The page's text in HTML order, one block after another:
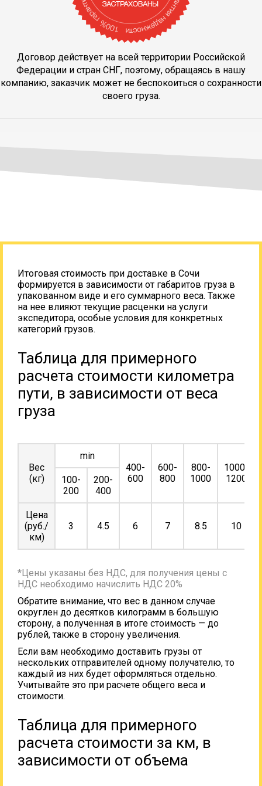
Договор действует на всей территории Российской
Федерации и стран СНГ, поэтому, обращаясь в нашу
компанию, заказчик может не беспокоиться о сохранности
своего груза.
Итоговая стоимость при доставке в Сочи
формируется в зависимости от габаритов груза в
упакованном виде и его суммарного веса. Также
на нее влияют текущие расценки на услуги
экспедитора, особые условия для конкретных
категорий грузов.
Таблица для примерного
расчета стоимости километра
пути, в зависимости от веса
груза
Вес
(кг)
min
400-
600
600-
800
800-
1000
1000-
1200
100-
200
200-
400
Цена
(руб./
км)
3 4.5 6 7 8.5 10
*Цены указаны без НДС, для получения цены с
НДС необходимо начислить НДС 20%
Обратите внимание, что вес в данном случае
округлен до десятков килограмм в большую
сторону, а полученная в итоге стоимость — до
рублей, также в сторону увеличения.
Если вам необходимо доставить грузы от
нескольких отправителей одному получателю, то
каждый из них будет оформляться отдельно.
Учитывайте это при расчете общего веса и
стоимости.
Таблица для примерного
расчета стоимости за км, в
зависимости от объема